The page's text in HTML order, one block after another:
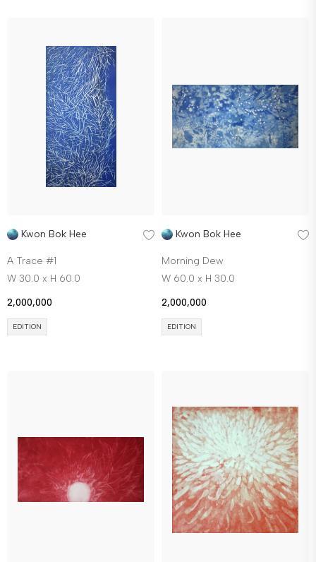
Kwon Bok Hee
A Trace #1
W 30.0 x H 60.0
2,000,000
EDITION
Kwon Bok Hee
Morning Dew
W 60.0 x H 30.0
2,000,000
EDITION